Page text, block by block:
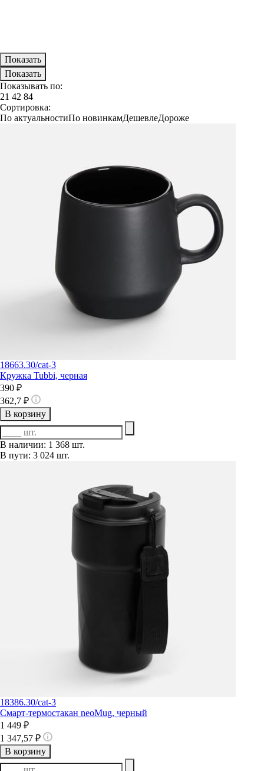
Показывать по:
21 42 84
Сортировка:
По актуальностиПо новинкамДешевлеДороже
18663.30/cat-3
Кружка Tubbi, черная
390 ₽
362,7 ₽
В корзину
В наличии: 1 368 шт.
В пути: 3 024 шт.
18386.30/cat-3
Смарт-термостакан neoMug, черный
1 449 ₽
1 347,57 ₽
В корзину